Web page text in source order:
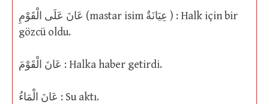
عَانَ عَلَى الْقَوْمِ (mastar isim عِيَانَةٌ ) : Halk için bir
gözcü oldu.
عَانَ الْقَوْمَ : Halka haber getirdi.
عَانَ الْمَاءُ : Su aktı.